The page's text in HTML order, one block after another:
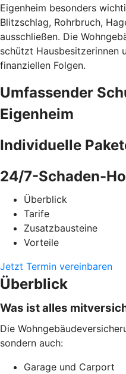
Eigenheim besonders
Blitzschlag, Rohrbruch,
ausschließen. Die
schützt Hausbesitzerinnen
finanziellen Folgen.
Umfassender
Eigenheim
Individuelle
24/7-Schaden-
Überblick
Tarife
Zusatzbausteine
Vorteile
Jetzt Termin vereinbaren
Überblick
Was ist alles
Die
sondern auch:
Garage und Carport